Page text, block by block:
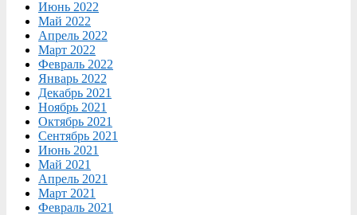
Июнь 2022
Май 2022
Апрель 2022
Март 2022
Февраль 2022
Январь 2022
Декабрь 2021
Ноябрь 2021
Октябрь 2021
Сентябрь 2021
Июнь 2021
Май 2021
Апрель 2021
Март 2021
Февраль 2021